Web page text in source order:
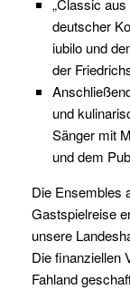
„Classic
deutscher
iubilo und
der
und
Sänger mit
und dem
Die Ensembles
Gastspielreise
unsere
Die finanziellen
Fahland